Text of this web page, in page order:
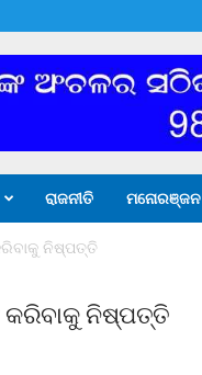
ରାଜନୀତି ମନୋରଞ୍ଜନ
ନିଷ୍ପତ୍ତି
କରିବାକୁ ନିଷ୍ପତ୍ତି